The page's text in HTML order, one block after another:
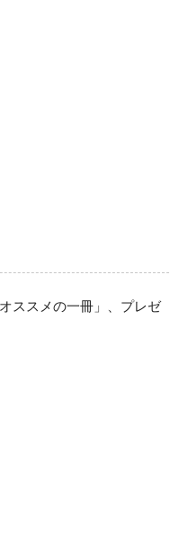
ススメの一冊」、プレゼ